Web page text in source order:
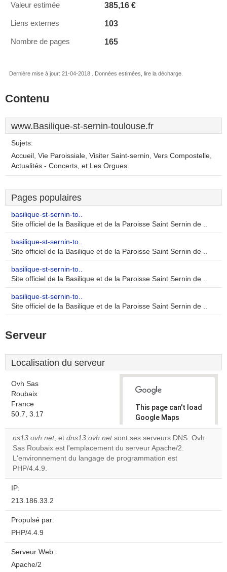
Valeur estimée 385,16 €
Liens externes 103
Nombre de pages 165
Dernière mise à jour: 21-04-2018 . Données estimées, lire la décharge.
Contenu
www.Basilique-st-sernin-toulouse.fr
Sujets:
Accueil, Vie Paroissiale, Visiter Saint-sernin, Vers Compostelle,
Actualités - Concerts, et Les Orgues.
Pages populaires
basilique-st-sernin-to..
Site officiel de la Basilique et de la Paroisse Saint Sernin de ..
basilique-st-sernin-to..
Site officiel de la Basilique et de la Paroisse Saint Sernin de ..
basilique-st-sernin-to..
Site officiel de la Basilique et de la Paroisse Saint Sernin de ..
basilique-st-sernin-to..
Site officiel de la Basilique et de la Paroisse Saint Sernin de ..
Serveur
Localisation du serveur
Ovh Sas
Roubaix
France
50.7, 3.17
This page can't load
Google Maps
correctly.
Do you
own this
ns13.ovh.net, et dns13.ovh.netsont ses serveurs DNS. Ovh
Sas Roubaix est l'emplacement du serveur Apache/2.
L'environnement du langage de programmation est
PHP/4.4.9.
IP:
213.186.33.2
Propulsé par:
PHP/4.4.9
Serveur Web:
Apache/2